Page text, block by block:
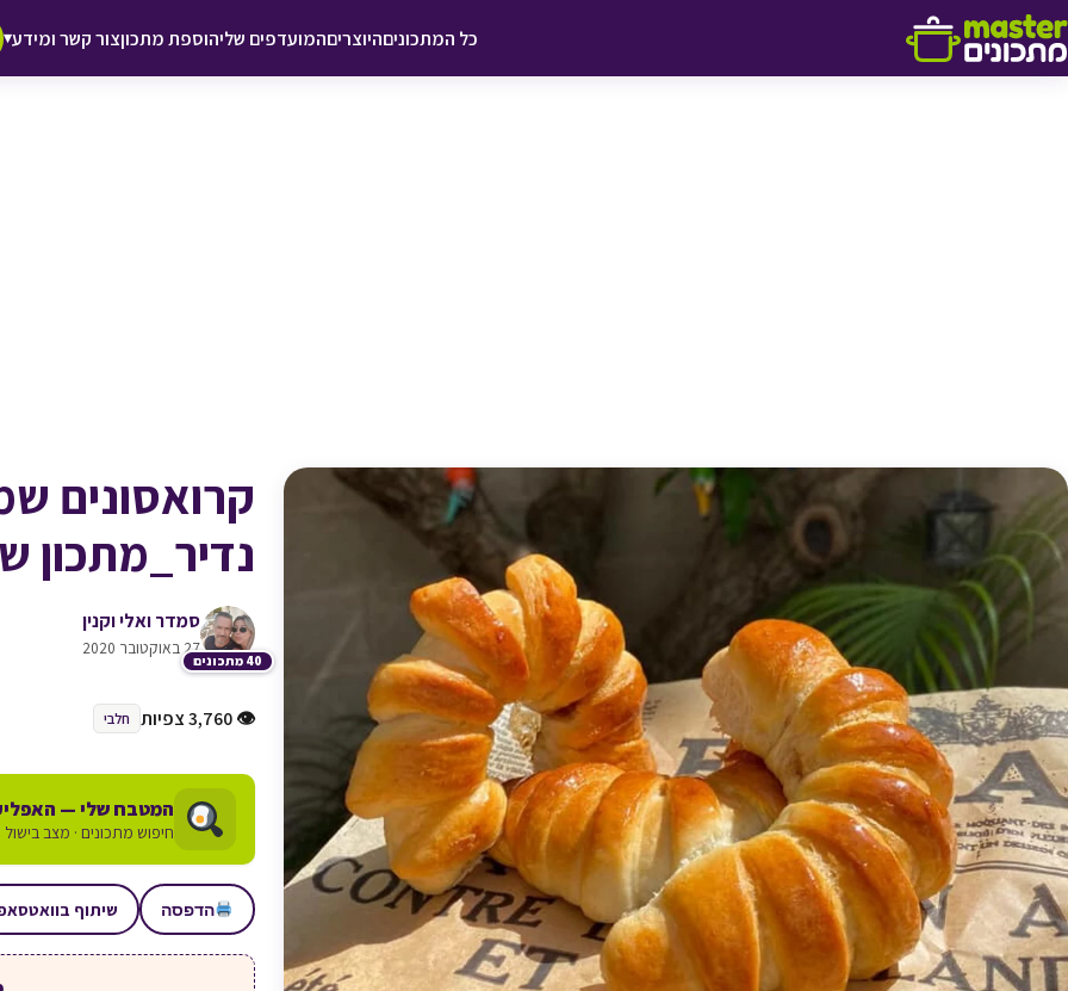
דלג לתוכן
כל המתכוניםהיוצריםהמועדפים שליהוספת מתכוןצור קשר ומידע▾
קרואסונים
נדיר_מתכון
40 מתכונים
סמדר ואלי וקנין
27 באוקטובר 2020
♥ הוספה
👁 3,760 צפיות חלבי
המטבח שלי —
חיפוש מתכונים · מצב
הדפסה שיתוף